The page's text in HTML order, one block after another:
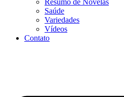
Resumo de Novelas
Saúde
Variedades
Vídeos
Contato